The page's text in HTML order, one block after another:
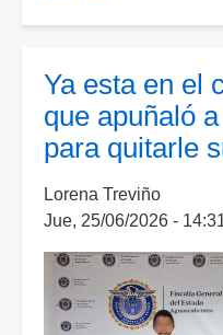
estrangular
a
su
hermana
Ya esta en el
que apuñaló
para quitarle
Lorena Treviño
Jue, 25/06/2026 -